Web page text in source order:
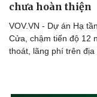
chưa hoàn thiện
VOV.VN - Dự án Hạ
Cửa, chậm tiến độ 12
thoát, lãng phí trên địa